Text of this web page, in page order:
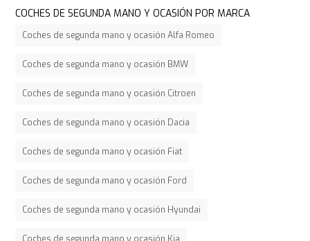
COCHES DE SEGUNDA MANO Y OCASIÓN POR MARCA
Coches de segunda mano y ocasión Alfa Romeo
Coches de segunda mano y ocasión BMW
Coches de segunda mano y ocasión Citroen
Coches de segunda mano y ocasión Dacia
Coches de segunda mano y ocasión Fiat
Coches de segunda mano y ocasión Ford
Coches de segunda mano y ocasión Hyundai